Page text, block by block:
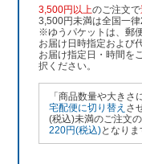
3,500円以上のご注文で
3,500円未満は全国一律
※ゆうパケットは、郵
お届け日時指定および
お届け指定日・時間を
択ください。
「商品数量や大きさ
宅配便に切り替え さ
(税込)未満のご注文
220円(税込)となりま